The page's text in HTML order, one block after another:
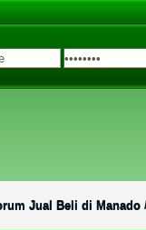
Jual Beli di Manado